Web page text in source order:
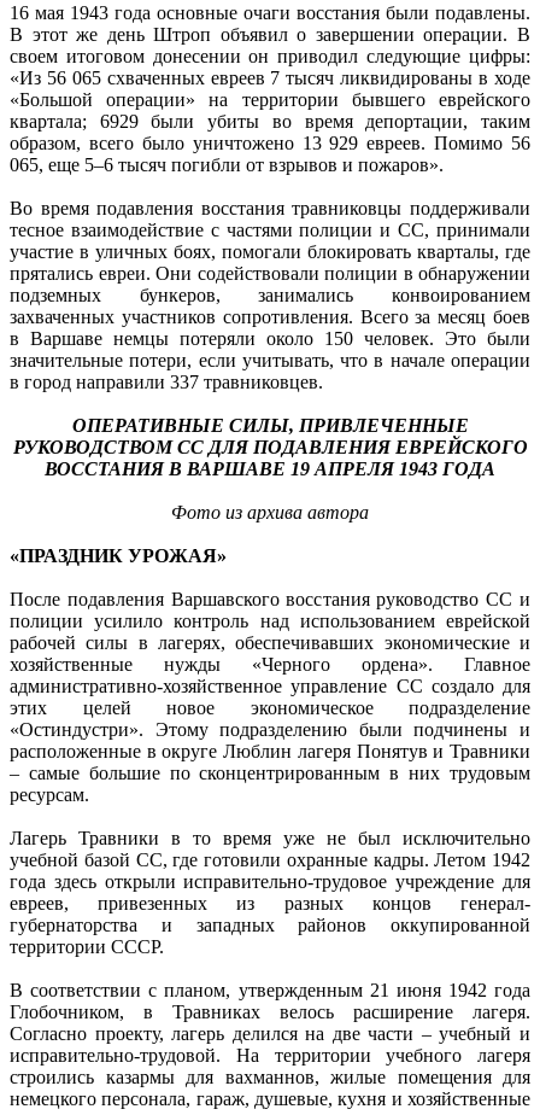
16 мая 1943 года основные очаги восстания были подавлены.
В этот же день Штроп объявил о завершении операции. В
своем итоговом донесении он приводил следующие цифры:
«Из 56 065 схваченных евреев 7 тысяч ликвидированы в ходе
«Большой операции» на территории бывшего еврейского
квартала; 6929 были убиты во время депортации, таким
образом, всего было уничтожено 13 929 евреев. Помимо 56
065, еще 5–6 тысяч погибли от взрывов и пожаров».
Во время подавления восстания травниковцы поддерживали
тесное взаимодействие с частями полиции и СС, принимали
участие в уличных боях, помогали блокировать кварталы, где
прятались евреи. Они содействовали полиции в обнаружении
подземных бункеров, занимались конвоированием
захваченных участников сопротивления. Всего за месяц боев
в Варшаве немцы потеряли около 150 человек. Это были
значительные потери, если учитывать, что в начале операции
в город направили 337 травниковцев.
ОПЕРАТИВНЫЕ СИЛЫ, ПРИВЛЕЧЕННЫЕ
РУКОВОДСТВОМ СС ДЛЯ ПОДАВЛЕНИЯ ЕВРЕЙСКОГО
ВОССТАНИЯ В ВАРШАВЕ 19 АПРЕЛЯ 1943 ГОДА
Фото из архива автора
«ПРАЗДНИК УРОЖАЯ»
После подавления Варшавского восстания руководство СС и
полиции усилило контроль над использованием еврейской
рабочей силы в лагерях, обеспечивавших экономические и
хозяйственные нужды «Черного ордена». Главное
административно-хозяйственное управление СС создало для
этих целей новое экономическое подразделение
«Остиндустри». Этому подразделению были подчинены и
расположенные в округе Люблин лагеря Понятув и Травники
– самые большие по сконцентрированным в них трудовым
ресурсам.
Лагерь Травники в то время уже не был исключительно
учебной базой СС, где готовили охранные кадры. Летом 1942
года здесь открыли исправительно-трудовое учреждение для
евреев, привезенных из разных концов генерал-
губернаторства и западных районов оккупированной
территории СССР.
В соответствии с планом, утвержденным 21 июня 1942 года
Глобочником, в Травниках велось расширение лагеря.
Согласно проекту, лагерь делился на две части – учебный и
исправительно-трудовой. На территории учебного лагеря
строились казармы для вахманнов, жилые помещения для
немецкого персонала, гараж, душевые, кухня и хозяйственные